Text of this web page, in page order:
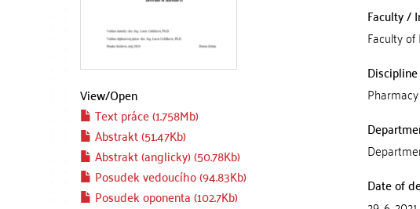
View/Open
Text práce (1.758Mb)
Abstrakt (51.47Kb)
Abstrakt (anglicky) (50.78Kb)
Posudek vedoucího (94.83Kb)
Posudek oponenta (102.7Kb)
Faculty /
Faculty
Discipline
Pharmacy
Date of